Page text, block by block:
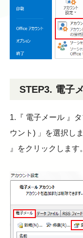
STEP3. 電子
1.『 電子メール 』
ウント) 」を選択し
』をクリックします。